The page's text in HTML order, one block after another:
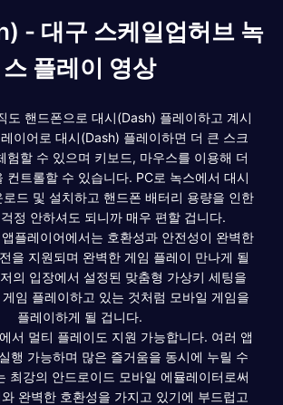
- 대구 스케일업허브 녹
스 플레이 영상
도 핸드폰으로 대시(Dash) 플레이하고 계시
이어로 대시(Dash) 플레이하면 더 큰 스크
험할 수 있으며 키보드, 마우스를 이용해 더
컨트롤할 수 있습니다. PC로 녹스에서 대시
드 및 설치하고 핸드폰 배터리 용량을 인한
정 안하셔도 되니까 매우 편할 겁니다.
플레이어에서는 호환성과 안전성이 완벽한
을 지원되며 완벽한 게임 플레이 만나게 될
의 입장에서 설정된 맞춤형 가상키 세팅을
임 플레이하고 있는 것처럼 모바일 게임을
플레이하게 될 겁니다.
서 멀티 플레이도 지원 가능합니다. 여러 앱
행 가능하며 많은 즐거움을 동시에 누릴 수
최강의 안드로이드 모바일 에뮬레이터로써
완벽한 호환성을 가지고 있기에 부드럽고